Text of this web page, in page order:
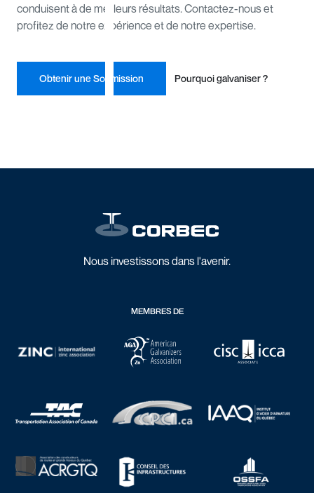
conduisent à de meilleurs résultats. Contactez-nous et
profitez de notre expérience et de notre expertise.
Obtenir une Soumission Pourquoi galvaniser ?
Nous investissons dans l'avenir.
MEMBRES DE